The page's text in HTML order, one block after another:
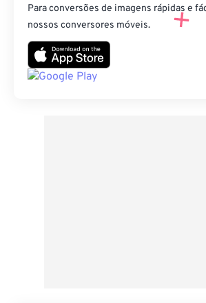
Para conversões de imagens rápidas e
nossos conversores móveis.